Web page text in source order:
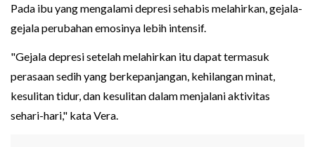
Pada ibu yang mengalami depresi sehabis melahirkan, gejala-
gejala perubahan emosinya lebih intensif.
"Gejala depresi setelah melahirkan itu dapat termasuk
perasaan sedih yang berkepanjangan, kehilangan minat,
kesulitan tidur, dan kesulitan dalam menjalani aktivitas
sehari-hari," kata Vera.